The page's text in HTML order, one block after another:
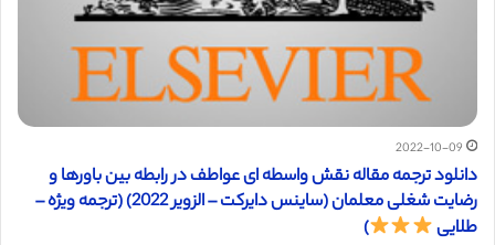
2022-10-09
دانلود ترجمه مقاله نقش واسطه ای عواطف در رابطه بین باورها و
رضایت شغلی معلمان (ساینس دایرکت – الزویر 2022) (ترجمه ویژه –
طلایی
)